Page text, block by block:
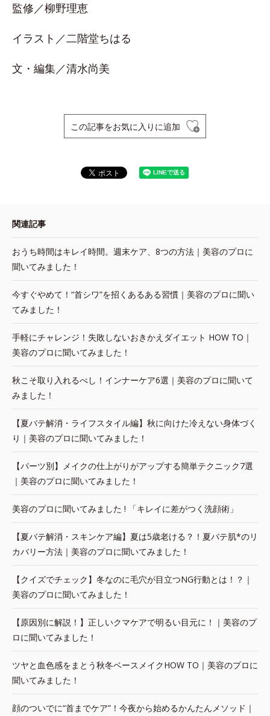
監修／柳野理恵
イラスト／二階堂ちはる
文・編集／清水尚美
この記事をお気に入りに追加
関連記事
おうち時間はキレイ時間。週末ケア、8つの方法｜美容のプロに
聞いてみました！
今すぐやめて！“首シワ”を招くあるある習慣｜美容のプロに聞い
てみました！
手軽にチャレンジ！失敗しないおきかえダイエット HOW TO｜
美容のプロに聞いてみました！
秋こそ取り入れるべし！インナーケア6選｜美容のプロに聞いて
みました！
【夏バテ解消・ライフスタイル編】秋に向けた冷えない身体づく
り｜美容のプロに聞いてみました！
【パーツ別】メイクの仕上がりがアップする簡単テクニック7選
｜美容のプロに聞いてみました！
美容のプロに聞いてみました ! 「キレイに差がつく洗顔術」
【夏バテ解消・スキンケア編】夏は5歳老ける？！夏バテ肌*のリ
カバリー方法｜美容のプロに聞いてみました！
【クイズでチェック】冬なのに毛穴が目立つNG行動とは！？｜
美容のプロに聞いてみました！
【原因別に解説！】正しいクマケアで明るい目元に！｜美容のプ
ロに聞いてみました！
ツヤと血色感をまとう秋冬ベースメイクHOW TO｜美容のプロに
聞いてみました！
顔のついでに“首までケア”！今夜から始めるかんたんメソッド｜